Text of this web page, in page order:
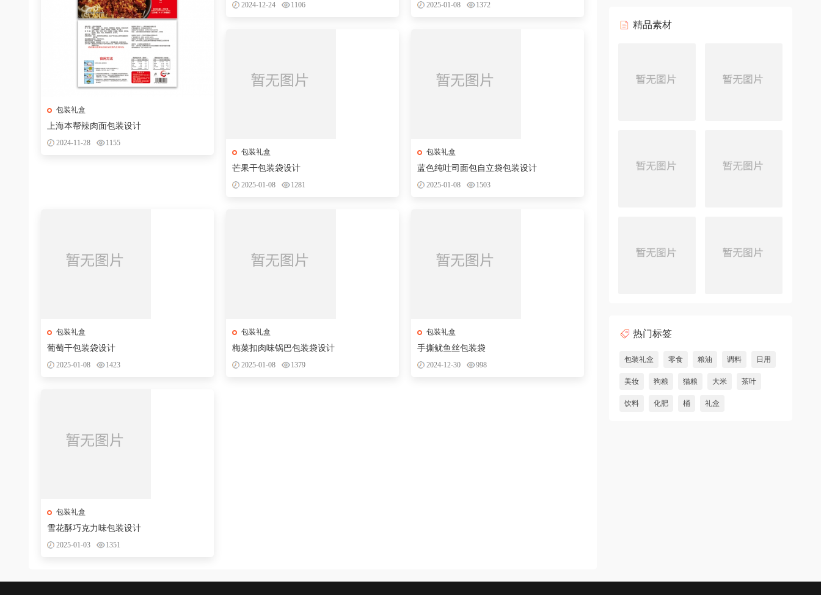
包装礼盒
上海本帮辣肉面包装设计
2024-11-28 1155
2024-12-24 1106 2025-01-08 1372
包装礼盒
芒果干包装袋设计
2025-01-08 1281
包装礼盒
蓝色纯吐司面包自立袋包装设计
2025-01-08 1503
包装礼盒
葡萄干包装袋设计
2025-01-08 1423
包装礼盒
梅菜扣肉味锅巴包装袋设计
2025-01-08 1379
包装礼盒
手撕鱿鱼丝包装袋
2024-12-30 998
包装礼盒
雪花酥巧克力味包装设计
2025-01-03 1351
精品素材
热门标签
包装礼盒 零食 粮油 调料 日用
美妆 狗粮 猫粮 大米 茶叶
饮料 化肥 桶 礼盒